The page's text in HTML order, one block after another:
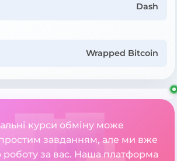
Dash
Wrapped Bitcoin
курси обміну може
завданням, але ми вже
за вас. Наша платформа